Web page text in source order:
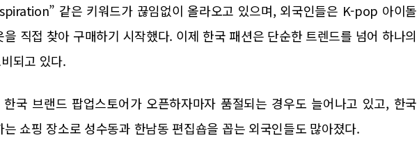
같은 키워드가 끊임없이 올라오고 있으며, 외국인들은 K-pop 아이돌
직접 찾아 구매하기 시작했다. 이제 한국 패션은 단순한 트렌드를 넘어 하나의
되고 있다.
국 브랜드 팝업스토어가 오픈하자마자 품절되는 경우도 늘어나고 있고, 한국
쇼핑 장소로 성수동과 한남동 편집숍을 꼽는 외국인들도 많아졌다.